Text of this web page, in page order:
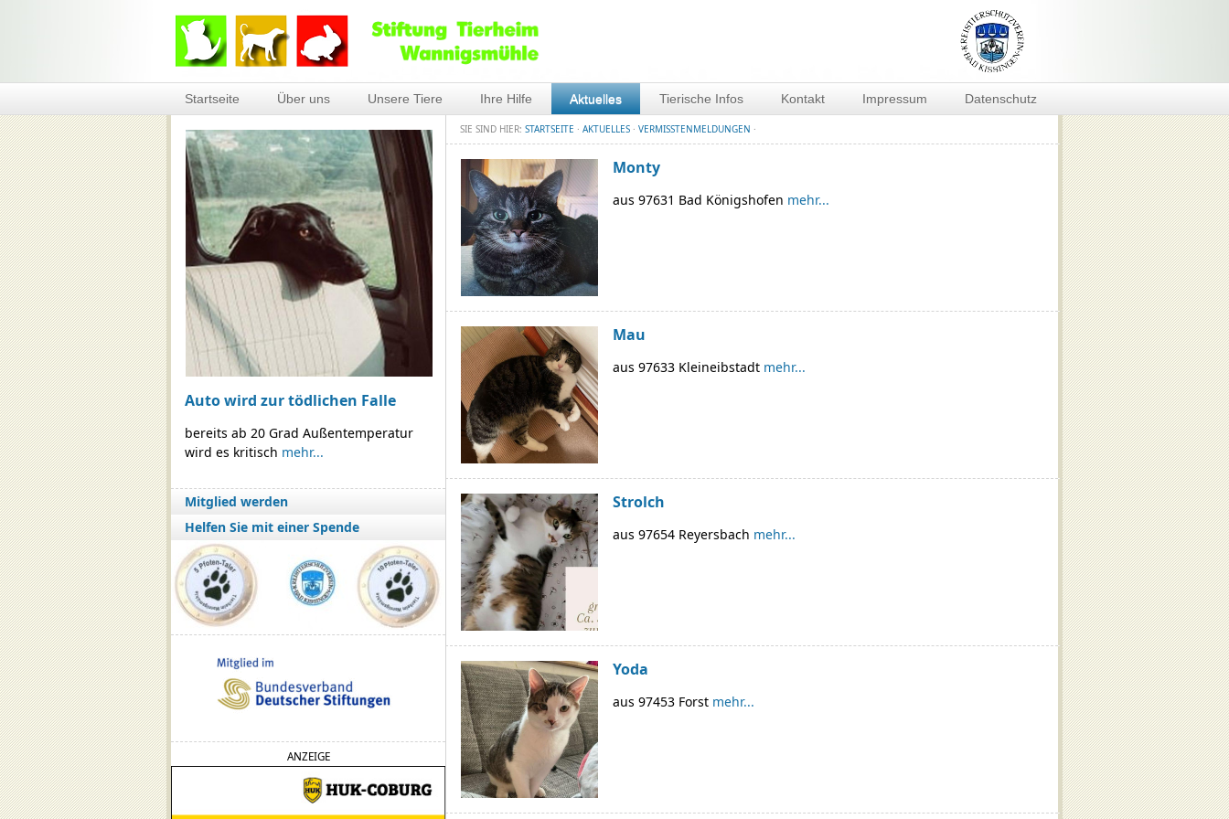
Startseite Über uns Unsere Tiere Ihre Hilfe Aktuelles Tierische Infos Kontakt Impressum Datenschutz
Auto wird zur tödlichen Falle
bereits ab 20 Grad Außentemperatur
wird es kritisch mehr...
Mitglied werden
Helfen Sie mit einer Spende
ANZEIGE
SIE SIND HIER: STARTSEITE · AKTUELLES · VERMISSTENMELDUNGEN ·
Monty
aus 97631 Bad Königshofen mehr...
Mau
aus 97633 Kleineibstadt mehr...
Strolch
aus 97654 Reyersbach mehr...
Yoda
aus 97453 Forst mehr...